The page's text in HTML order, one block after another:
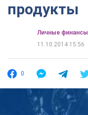
продукты
Личные финансы
11.10.2014 15:56
0